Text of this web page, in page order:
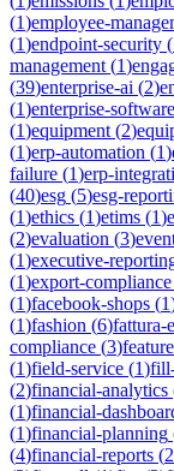
(1)employee-
(1)endpoint-security (
management (1)
(39)enterprise-ai (2)
(1)enterprise-software
(1)equipment (2)
(1)erp-automation (1)
failure (1)erp-
(40)esg (5)esg-
(1)ethics (1)etims (1)
(2)evaluation (3)
(1)executive-
(1)export-compliance
(1)facebook-shops (1
(1)fashion (6)fattura-
compliance (3)
(1)field-service (1)
(2)financial-analytics
(1)financial-
(1)financial-planning
(4)financial-reports (2